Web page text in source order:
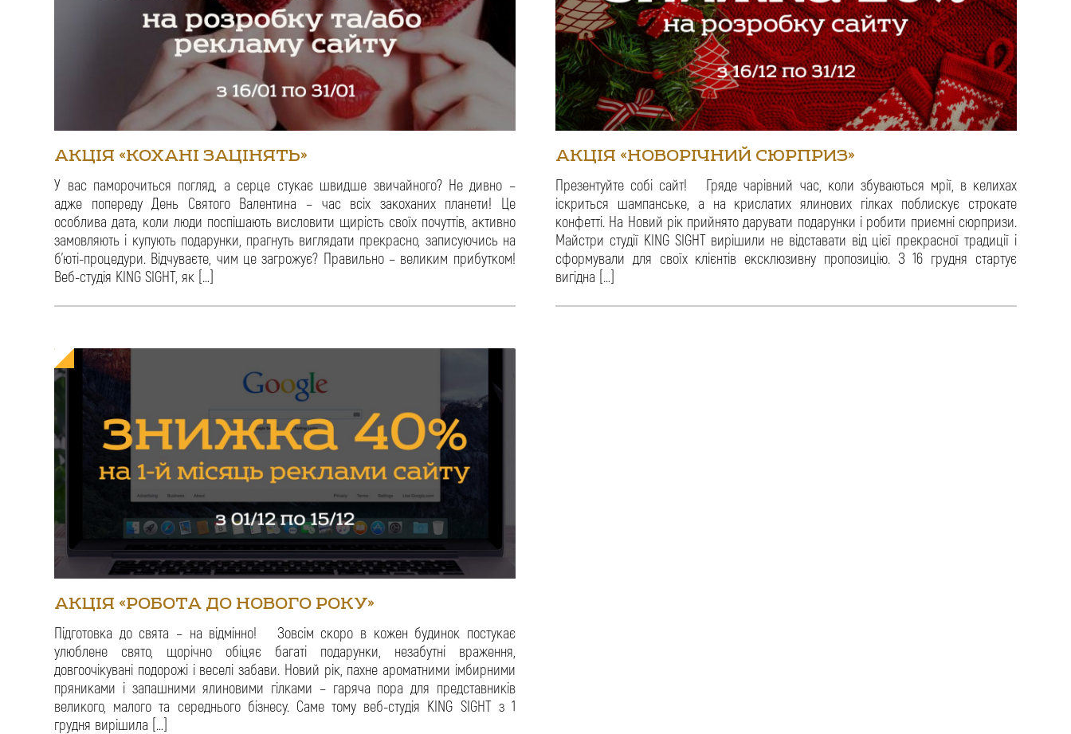
АКЦІЯ «КОХАНІ ЗАЦІНЯТЬ»
У вас паморочиться погляд, а серце стукає швидше звичайного? Не дивно –
адже попереду День Святого Валентина – час всіх закоханих планети! Це
особлива дата, коли люди поспішають висловити щирість своїх почуттів, активно
замовляють і купують подарунки, прагнуть виглядати прекрасно, записуючись на
б’юті-процедури. Відчуваєте, чим це загрожує? Правильно – великим прибутком!
Веб-студія KING SIGHT, як […]
АКЦІЯ «НОВОРІЧНИЙ СЮРПРИЗ»
Презентуйте собі сайт! Гряде чарівний час, коли збуваються мрії, в келихах
іскриться шампанське, а на крислатих ялинових гілках поблискує строкате
конфетті. На Новий рік прийнято дарувати подарунки і робити приємні сюрпризи.
Майстри студії KING SIGHT вирішили не відставати від цієї прекрасної традиції і
сформували для своїх клієнтів ексклюзивну пропозицію. З 16 грудня стартує
вигідна […]
АКЦІЯ «РОБОТА ДО НОВОГО РОКУ»
Підготовка до свята – на відмінно! Зовсім скоро в кожен будинок постукає
улюблене свято, щорічно обіцяє багаті подарунки, незабутні враження,
довгоочікувані подорожі і веселі забави. Новий рік, пахне ароматними імбирними
пряниками і запашними ялиновими гілками – гаряча пора для представників
великого, малого та середнього бізнесу. Саме тому веб-студія KING SIGHT з 1
грудня вирішила […]